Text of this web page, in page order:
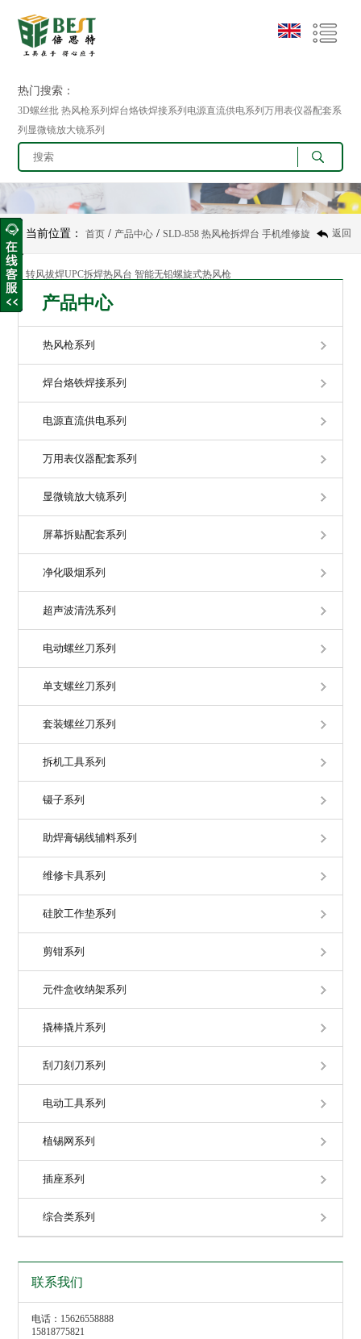
热门搜索：
3D螺丝批 热风枪系列焊台烙铁焊接系列电源直流供电系列万用表仪器配套系
列显微镜放大镜系列
返回
当前位置：首页 / 产品中心 /SLD-858 热风枪拆焊台 手机维修旋
转风拔焊UPC拆焊热风台 智能无铅螺旋式热风枪
产品中心
热风枪系列
焊台烙铁焊接系列
电源直流供电系列
万用表仪器配套系列
显微镜放大镜系列
屏幕拆贴配套系列
净化吸烟系列
超声波清洗系列
电动螺丝刀系列
单支螺丝刀系列
套装螺丝刀系列
拆机工具系列
镊子系列
助焊膏锡线辅料系列
维修卡具系列
硅胶工作垫系列
剪钳系列
元件盒收纳架系列
撬棒撬片系列
刮刀刻刀系列
电动工具系列
植锡网系列
插座系列
综合类系列
联系我们
电话：15626558888
15818775821